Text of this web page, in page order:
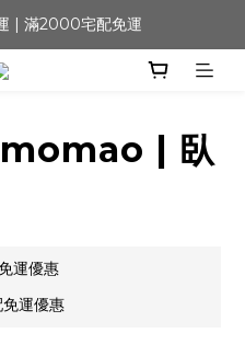
| 滿2000宅配免運
| 臥
運優惠
運優惠